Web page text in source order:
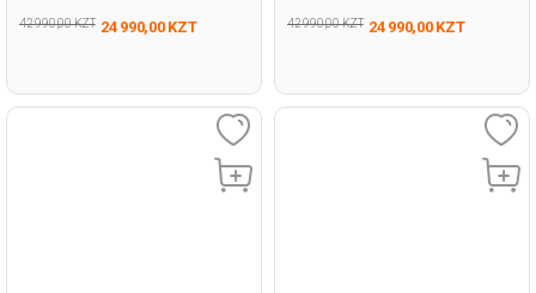
42 990,00 KZT 24 990,00 KZT 42 990,00 KZT 24 990,00 KZT